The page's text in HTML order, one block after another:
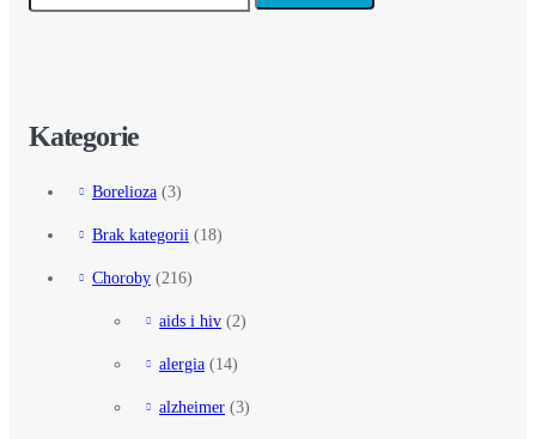
Kategorie
Borelioza (3)
Brak kategorii (18)
Choroby (216)
aids i hiv (2)
alergia (14)
alzheimer (3)